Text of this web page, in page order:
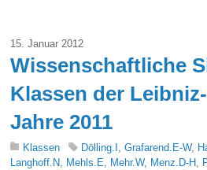
15. Januar 2012
Wissenschaftliche
Klassen der
Jahre 2011
Klassen Dölling.I ,Grafarend.E-W,
Langhoff.N
Mehls.E Mehr.W, Menz.D-H